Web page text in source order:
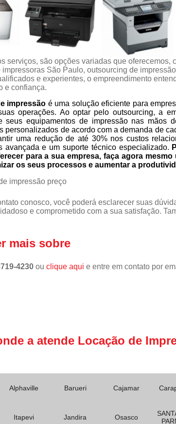
serviços, são opções variadas que oferecemos,
impressoras São Paulo, outsourcing de
e experientes, o empreendimento
e confiança.
impressão é uma solução eficiente para
operações. Ao optar pelo outsourcing, a
seus equipamentos de impressão nas mãos
personalizados de acordo com a demanda de
uma redução de até 30% nos custos
avançada e um suporte técnico especializado.
para a sua empresa, faça agora
os seus processos e aumentar a
conosco, você poderá esclarecer suas
e comprometido com a sua satisfação.
mais sobre
4230 ou clique aqui e entre em contato por
a atende Locação de
Alphaville Barueri Cajamar
Itapevi Jandira Osasco